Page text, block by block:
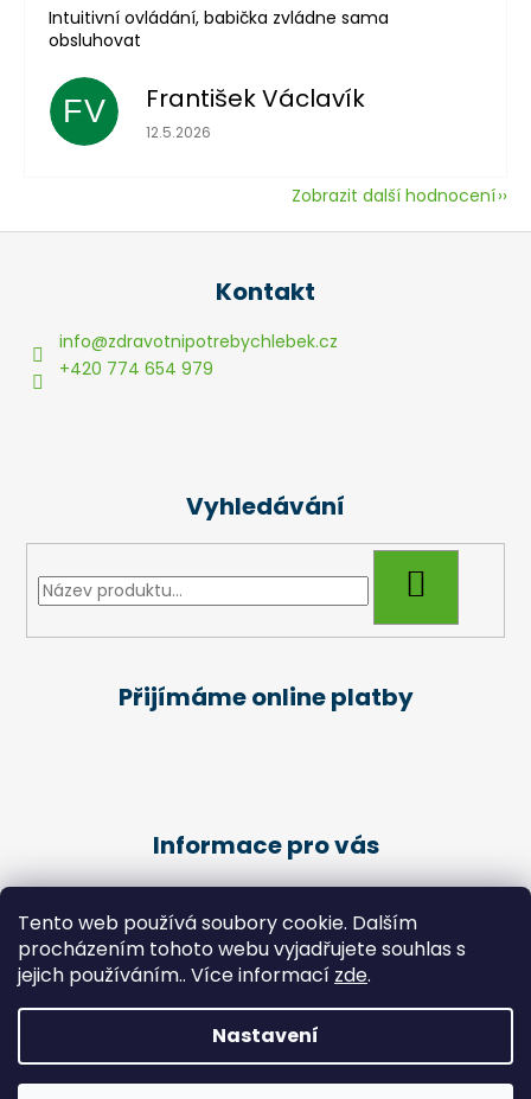
Tento web používá soubory cookie. Dalším
procházením tohoto webu vyjadřujete souhlas s
jejich používáním.. Více informací zde.
Nastavení
Intuitivní ovládání, babička zvládne sama
obsluhovat
FV František Václavík
Hodnocení obchodu je 5 z 5 hvězdiček.
12.5.2026
Zobrazit další hodnocení
Kontakt
info@zdravotnipotrebychlebek.cz
+420 774 654 979
Vyhledávání
Přijímáme online platby
Informace pro vás
Podmínky ochrany osobních údajů
Kariéra
Péče o klienty - Pedikúra
Copyright 2026Zdravotní potřeby Chlebek. Všechna